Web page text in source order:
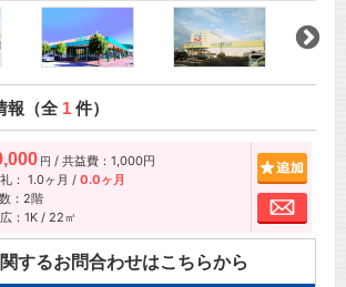
報（全 1件）
円 / 共益費：1,000円
： 1.0ヶ月 / 0.0ヶ月
：2階
：1K / 22㎡
お問
するお問合わせはこちらから